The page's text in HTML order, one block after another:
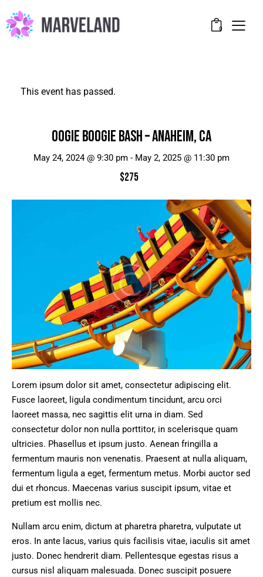
0
This event has passed.
OOGIE BOOGIE BASH – ANAHEIM, CA
May 24, 2024 @ 9:30 pm - May 2, 2025 @ 11:30 pm
$275
Lorem ipsum dolor sit amet, consectetur adipiscing elit.
Fusce laoreet, ligula condimentum tincidunt, arcu orci
laoreet massa, nec sagittis elit urna in diam. Sed
consectetur dolor non nulla porttitor, in scelerisque quam
ultricies. Phasellus et ipsum justo. Aenean fringilla a
fermentum mauris non venenatis. Praesent at nulla aliquam,
fermentum ligula a eget, fermentum metus. Morbi auctor sed
dui et rhoncus. Maecenas varius suscipit ipsum, vitae et
pretium est mollis nec.
Nullam arcu enim, dictum at pharetra pharetra, vulputate ut
eros. In ante lacus, varius quis facilisis vitae, iaculis sit amet
justo. Donec hendrerit diam. Pellentesque egestas risus a
cursus nisl aliquam malesuada. Donec suscipit posuere